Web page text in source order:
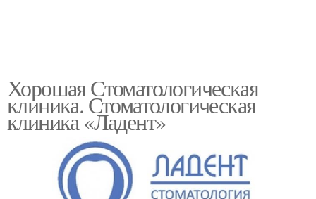
Хорошая Стоматологическая
клиника. Стоматологическая
клиника «Ладент»